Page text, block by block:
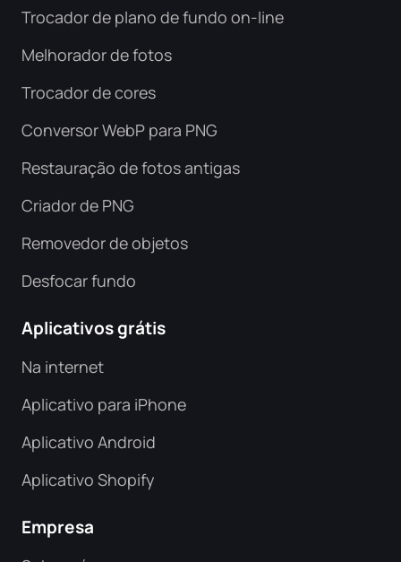
Trocador de plano de fundo on-line
Melhorador de fotos
Trocador de cores
Conversor WebP para PNG
Restauração de fotos antigas
Criador de PNG
Removedor de objetos
Desfocar fundo
Aplicativos grátis
Na internet
Aplicativo para iPhone
Aplicativo Android
Aplicativo Shopify
Empresa